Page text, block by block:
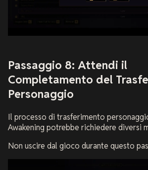
Passaggio 8: Attendi il
Completamento del
Personaggio
Il processo di trasferimento
Awakening potrebbe richiedere diversi
Non uscire dal gioco durante questo